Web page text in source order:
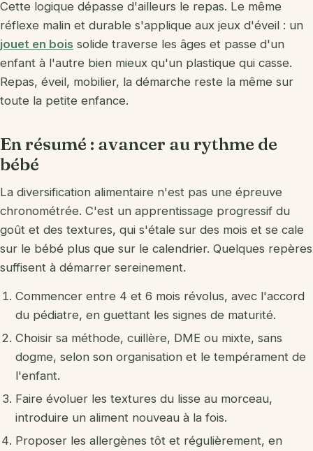
Cette logique dépasse d'ailleurs le repas. Le même
réflexe malin et durable s'applique aux jeux d'éveil : un
jouet en bois solide traverse les âges et passe d'un
enfant à l'autre bien mieux qu'un plastique qui casse.
Repas, éveil, mobilier, la démarche reste la même sur
toute la petite enfance.
En résumé : avancer au rythme de
bébé
La diversification alimentaire n'est pas une épreuve
chronométrée. C'est un apprentissage progressif du
goût et des textures, qui s'étale sur des mois et se cale
sur le bébé plus que sur le calendrier. Quelques repères
suffisent à démarrer sereinement.
Commencer entre 4 et 6 mois révolus, avec l'accord
du pédiatre, en guettant les signes de maturité.
Choisir sa méthode, cuillère, DME ou mixte, sans
dogme, selon son organisation et le tempérament de
l'enfant.
Faire évoluer les textures du lisse au morceau,
introduire un aliment nouveau à la fois.
Proposer les allergènes tôt et régulièrement, en